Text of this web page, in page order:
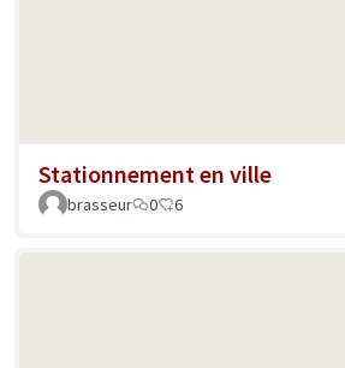
Stationnement en ville
brasseur
0 6